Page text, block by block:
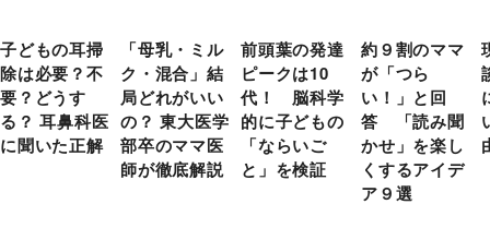
子どもの耳掃
除は必要？不
要？どうす
る？ 耳鼻科医
に聞いた正解
「母乳・ミル
ク・混合」結
局どれがいい
の？ 東大医学
部卒のママ医
師が徹底解説
前頭葉の発達
ピークは10
代！ 脳科学
的に子どもの
「ならいご
と」を検証
約９割のママ
が「つら
い！」と回
答 「読み聞
かせ」を楽し
くするアイデ
ア９選